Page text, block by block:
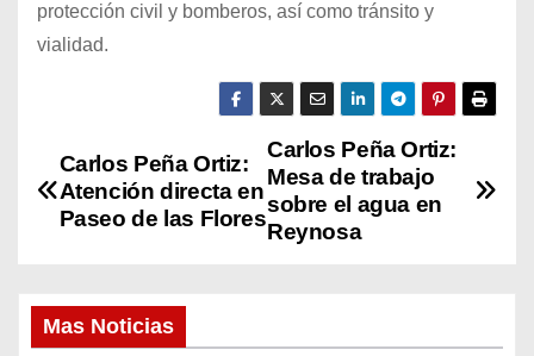
protección civil y bomberos, así como tránsito y
vialidad.
N
a
e
Carlos Peña Ortiz:
Mesa de trabajo
sobre el agua en
Reynosa
Carlos Peña Ortiz:
Atención directa en
Paseo de las Flores
Mas Noticias